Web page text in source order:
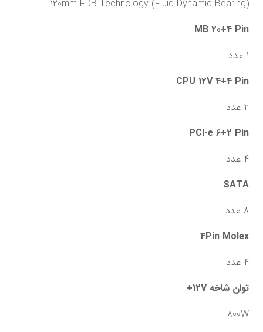
(120mm FDB Technology (Fluid Dynamic Bearing
MB 20+4 Pin
1 عدد
CPU 12V 4+4 Pin
2 عدد
PCI-e 6+2 Pin
4 عدد
SATA
8 عدد
4Pin Molex
4 عدد
توان شاخه 12V+
800W